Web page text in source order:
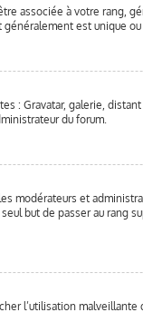
associée à votre rang,
est unique
: Gravatar, galerie,
du forum.
modérateurs et
but de passer au rang
l’utilisation